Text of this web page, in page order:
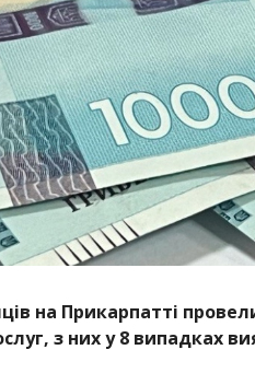
на Прикарпатті
з них у 8 випадках